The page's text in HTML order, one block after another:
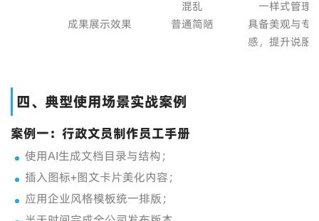
混乱
一样式管理
成果展示效果
普通简陋
具备美观与专
感，提升说服
四、典型使用场景实战案例
案例一：行政文员制作员工手册
使用AI生成文档目录与结构；
插入图标+图文卡片美化内容；
应用企业风格模板统一排版；